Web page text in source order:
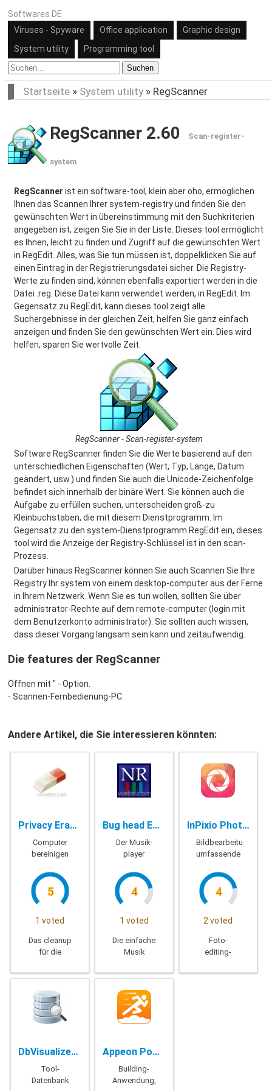
Softwares DE
Viruses - Spyware
Office application
Graphic design
System utility
Programming tool
Suchen
Startseite » System utility » RegScanner
RegScanner 2.60 Scan-register-
system
RegScanner ist ein software-tool, klein aber oho, ermöglichen
Ihnen das Scannen Ihrer system-registry und finden Sie den
gewünschten Wert in übereinstimmung mit den Suchkriterien
angegeben ist, zeigen Sie Sie in der Liste. Dieses tool ermöglicht
es Ihnen, leicht zu finden und Zugriff auf die gewünschten Wert
in RegEdit. Alles, was Sie tun müssen ist, doppelklicken Sie auf
einen Eintrag in der Registrierungsdatei sicher. Die Registry-
Werte zu finden sind, können ebenfalls exportiert werden in die
Datei .reg. Diese Datei kann verwendet werden, in RegEdit. Im
Gegensatz zu RegEdit, kann dieses tool zeigt alle
Suchergebnisse in der gleichen Zeit, helfen Sie ganz einfach
anzeigen und finden Sie den gewünschten Wert ein. Dies wird
helfen, sparen Sie wertvolle Zeit.
RegScanner - Scan-register-system
Software RegScanner finden Sie die Werte basierend auf den
unterschiedlichen Eigenschaften (Wert, Typ, Länge, Datum
geändert, usw.) und finden Sie auch die Unicode-Zeichenfolge
befindet sich innerhalb der binäre Wert. Sie können auch die
Aufgabe zu erfüllen suchen, unterscheiden groß-zu
Kleinbuchstaben, die mit diesem Dienstprogramm. Im
Gegensatz zu den system-Dienstprogramm RegEdit ein, dieses
tool wird die Anzeige der Registry-Schlüssel ist in den scan-
Prozess.
Darüber hinaus RegScanner können Sie auch Scannen Sie Ihre
Registry Ihr system von einem desktop-computer aus der Ferne
in Ihrem Netzwerk. Wenn Sie es tun wollen, sollten Sie über
administrator-Rechte auf dem remote-computer (login mit
dem Benutzerkonto administrator). Sie sollten auch wissen,
dass dieser Vorgang langsam sein kann und zeitaufwendig.
Die features der RegScanner
Öffnen mit " - Option.
- Scannen-Fernbedienung-PC.
Andere Artikel, die Sie interessieren könnten:
Privacy Eraser - 5.2 Build 3611
Computer
bereinigen
5
1 voted
Das cleanup
für die
Hilfe zum
tracks, junk-
Dateien und
Spuren der
Computers.
Bug head Emperor - 11.94
Der Musik-
player
4
1 voted
Die einfache
Musik
Ihnen das
von playlists
und leicht
Umschalten
InPixio Photo Studio Pro (Photo Clip) - 10.03.0
Bildbearbeitung,
umfassende
4
2 voted
Foto-
editing-
umfassende
DbVisualizer Pro - 10.0.20
Tool-
Datenbank
Appeon Powerbuilder - 2019 Build 2170
Building-
Anwendung,